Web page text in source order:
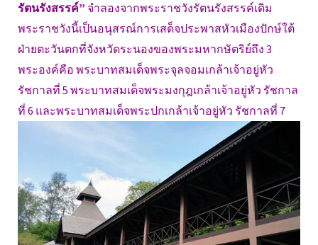
รัตนรังสรรค์” จำลองจากพระราชวังรัตนรังสรรค์เดิม
พระราชวังนี้เป็นอนุสรณ์การเสด็จประพาสหัวเมืองปักษ์ใต้
ฝ่ายตะวันตกที่จังหวัดระนองของพระมหากษัตริย์ถึง 3
พระองค์คือ พระบาทสมเด็จพระจุลจอมเกล้าเจ้าอยู่หัว
รัชกาลที่ 5 พระบาทสมเด็จพระมงกุฎเกล้าเจ้าอยู่หัว รัชกาล
ที่ 6 และพระบาทสมเด็จพระปกเกล้าเจ้าอยู่หัว รัชกาลที่ 7